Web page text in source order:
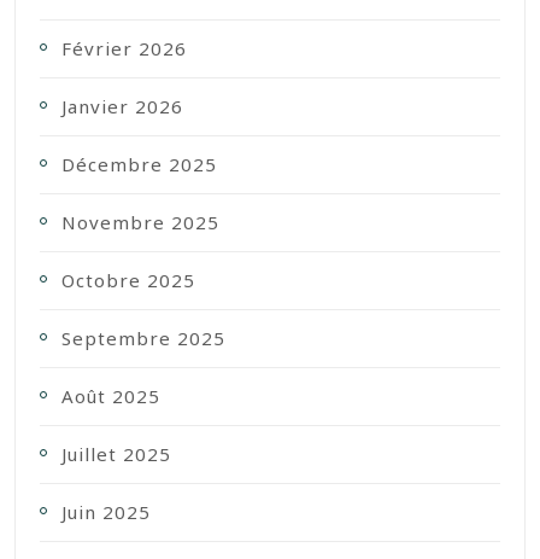
Février 2026
Janvier 2026
Décembre 2025
Novembre 2025
Octobre 2025
Septembre 2025
Août 2025
Juillet 2025
Juin 2025